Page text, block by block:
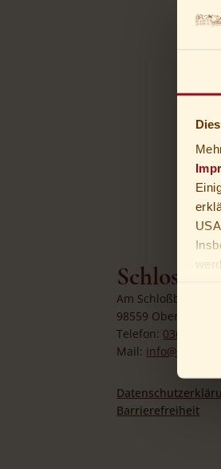
Am Schloßberg 2
98559 Oberhof
Telefon: 036842
Mail:
Barrierefreiheit